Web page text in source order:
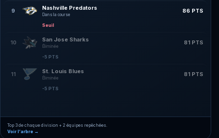
9 Nashville Predators
Dans la course
86 PTS
Seuil
10 San Jose Sharks
Éliminée
81 PTS
-5 PTS
11 St. Louis Blues
Éliminée
81 PTS
-5 PTS
Top 3 de chaque division + 2 équipes repêchées.
Voir l’arbre →